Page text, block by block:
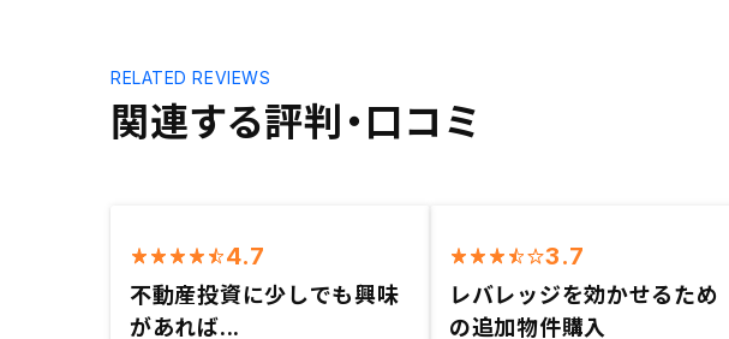
関連する評判・口コミ
RELATED REVIEWS
4.7
不動産投資に少しでも興味
があれば...
3.7
レバレッジを効かせるため
の追加物件購入